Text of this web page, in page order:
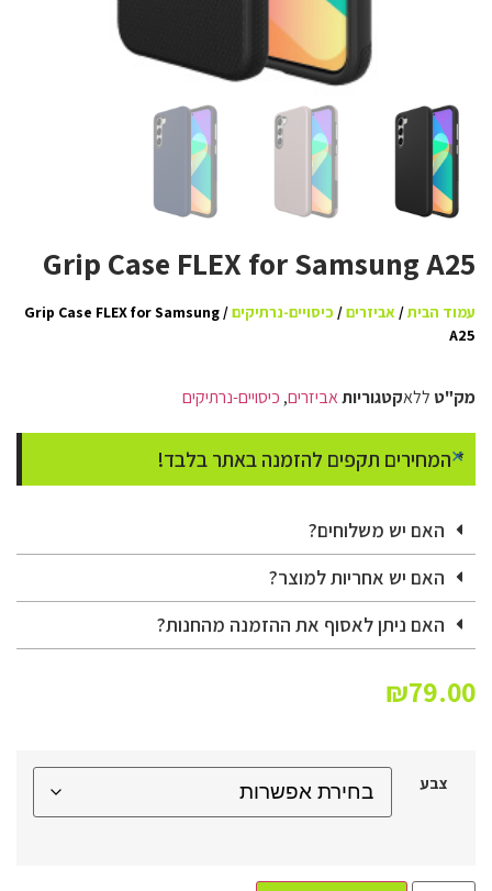
Grip Case FLEX for Samsung A25
עמוד הבית/ אביזרים/ כיסויים-נרתיקים
/ Grip Case FLEX for Samsung
A25
מק"ט ללאקטגוריותאביזרים, כיסויים-נרתיקים
* המחירים תקפים להזמנה באתר בלבד!
×
האם יש משלוחים?
האם יש אחריות למוצר?
האם ניתן לאסוף את ההזמנה מהחנות?
₪79.00
צבע